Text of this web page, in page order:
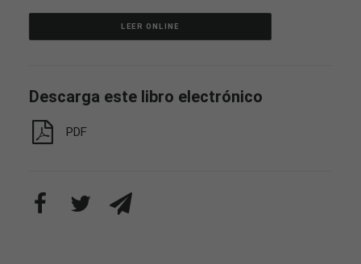
LEER ONLINE
Descarga este libro electrónico
PDF